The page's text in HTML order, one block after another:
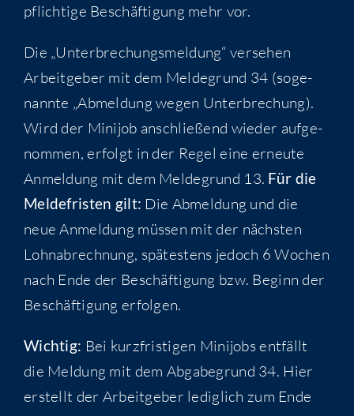
pflich­ti­ge Beschäf­ti­gung mehr vor.
Die „Unter­bre­chungs­mel­dung“ ver­se­hen
Arbeit­ge­ber mit dem Mel­de­grund 34 (soge­
nann­te „Abmel­dung wegen Unter­bre­chung).
Wird der Mini­job anschlie­ßend wie­der auf­ge­
nom­men, erfolgt in der Regel eine erneu­te
Anmel­dung mit dem Mel­de­grund 13. Für die
Mel­de­fris­ten gilt: Die Abmel­dung und die
neue Anmel­dung müs­sen mit der nächs­ten
Lohn­ab­rech­nung, spä­tes­tens jedoch 6 Wochen
nach Ende der Beschäf­ti­gung bzw. Beginn der
Beschäf­ti­gung erfolgen.
Wich­tig: Bei kurz­fris­ti­gen Mini­jobs ent­fällt
die Mel­dung mit dem Abga­be­grund 34. Hier
erstellt der Arbeit­ge­ber ledig­lich zum Ende